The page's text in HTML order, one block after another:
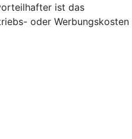
ist das
oder Werbungskosten